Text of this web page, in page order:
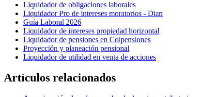
Liquidador de obligaciones laborales
Liquidador Pro de intereses moratorios - Dian
Guía Laboral 2026
Liquidador de intereses propiedad horizontal
Liquidador de pensiones en Colpensiones
Proyección y planeación pensional
Liquidador de utilidad en venta de acciones
Artículos relacionados